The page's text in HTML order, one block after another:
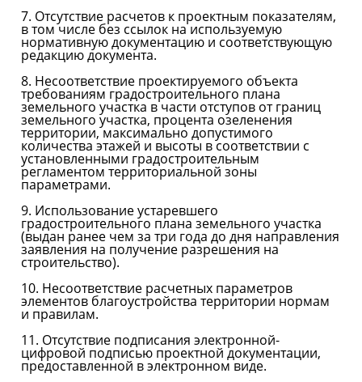
7. Отсутствие расчетов к проектным показателям,
в том числе без ссылок на используемую
нормативную документацию и соответствующую
редакцию документа.
8. Несоответствие проектируемого объекта
требованиям градостроительного плана
земельного участка в части отступов от границ
земельного участка, процента озеленения
территории, максимально допустимого
количества этажей и высоты в соответствии с
установленными градостроительным
регламентом территориальной зоны
параметрами.
9. Использование устаревшего
градостроительного плана земельного участка
(выдан ранее чем за три года до дня направления
заявления на получение разрешения на
строительство).
10. Несоответствие расчетных параметров
элементов благоустройства территории нормам
и правилам.
11. Отсутствие подписания электронной-
цифровой подписью проектной документации,
предоставленной в электронном виде.